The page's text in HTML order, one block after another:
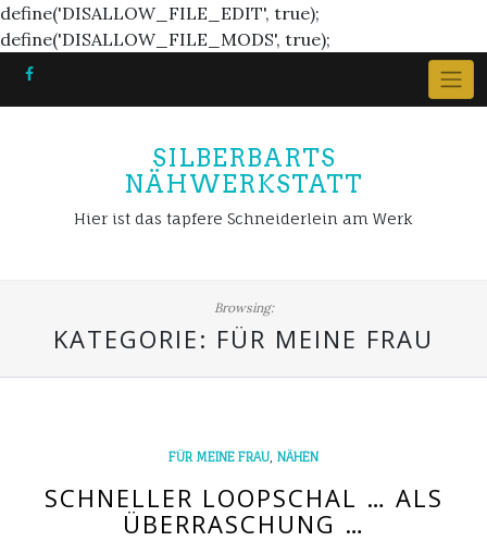
define('DISALLOW_FILE_EDIT', true);
define('DISALLOW_FILE_MODS', true);
SILBERBARTS
NÄHWERKSTATT
Hier ist das tapfere Schneiderlein am Werk
Browsing:
KATEGORIE: FÜR MEINE FRAU
FÜR MEINE FRAU NÄHEN
SCHNELLER LOOPSCHAL … ALS
ÜBERRASCHUNG …